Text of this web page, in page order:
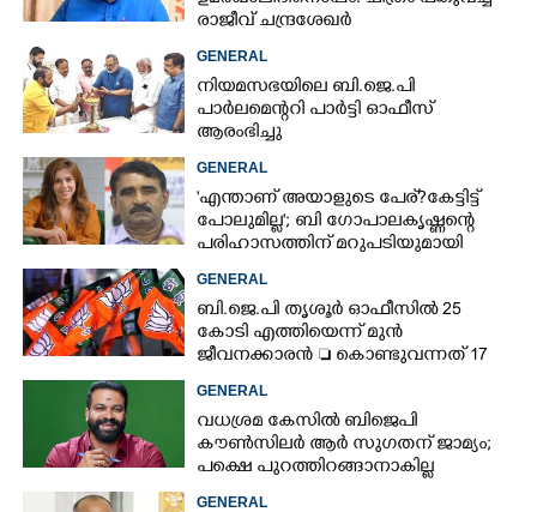
രാജീവ് ചന്ദ്രശേഖർ
GENERAL
നിയമസഭയിലെ ബി.ജെ.പി
പാർലമെന്ററി പാർട്ടി ഓഫീസ്
ആരംഭിച്ചു
GENERAL
'എന്താണ് അയാളുടെ പേര്? കേട്ടിട്ട്
പോലുമില്ല'; ബി ഗോപാലകൃഷ്ണന്റെ
പരിഹാസത്തിന് മറുപടിയുമായി
GENERAL
ബി.ജെ.പി തൃശൂർ ഓഫീസിൽ 25
കോടി എത്തിയെന്ന് മുൻ
ജീവനക്കാരൻ  കൊണ്ടുവന്നത് 17
GENERAL
വധശ്രമ കേസിൽ ബിജെപി
കൗൺസിലർ ആർ സുഗതന് ജാമ്യം;
പക്ഷെ പുറത്തിറങ്ങാനാകില്ല
GENERAL